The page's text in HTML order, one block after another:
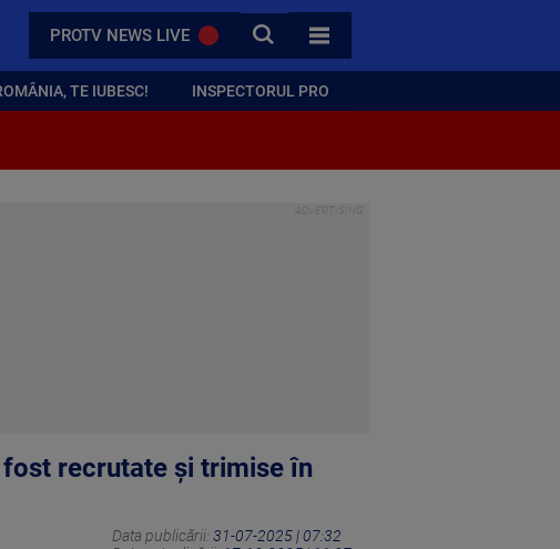
PROTV NEWS LIVE CAUTA
TOATE CATEGORIILE
TE IUBESC! INSPECTORUL PRO
recrutate și trimise în
Data publicării: 31-07-2025 | 07:32